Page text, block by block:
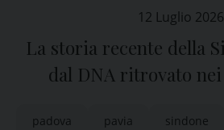
12 Luglio 2026
La storia recente della
dal DNA ritrovato
padova pavia sindone